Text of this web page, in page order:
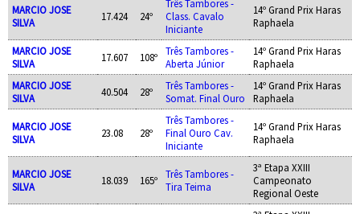
MARCIO JOSE
SILVA
17.424 24º
Três Tambores -
Class. Cavalo
Iniciante
14º Grand Prix Haras
Raphaela
MARCIO JOSE
SILVA
17.607 108º
Três Tambores -
Aberta Júnior
14º Grand Prix Haras
Raphaela
MARCIO JOSE
SILVA
40.504 28º
Três Tambores -
Somat. Final Ouro
14º Grand Prix Haras
Raphaela
MARCIO JOSE
SILVA
23.08 28º
Três Tambores -
Final Ouro Cav.
Iniciante
14º Grand Prix Haras
Raphaela
MARCIO JOSE
SILVA
18.039 165º
Três Tambores -
Tira Teima
3ª Etapa XXIII
Campeonato
Regional Oeste